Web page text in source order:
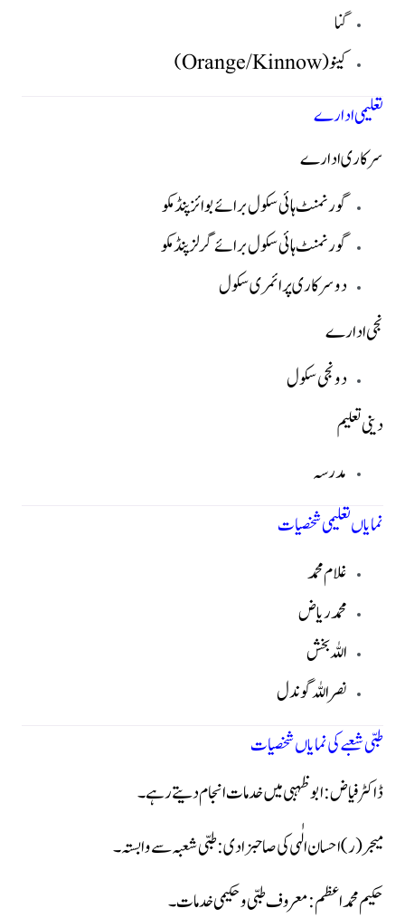
گنا
کینو (Orange/Kinnow)
تعلیمی ادارے
سرکاری ادارے
گورنمنٹ ہائی سکول برائے بوائز پنڈ مکو
گورنمنٹ ہائی سکول برائے گرلز پنڈ مکو
دو سرکاری پرائمری سکول
نجی ادارے
دو نجی سکول
دینی تعلیم
مدرسہ
نمایاں تعلیمی شخصیات
غلام محمد
محمد ریاض
اللہ بخش
نصراللہ گوندل
طبی شعبے کی نمایاں شخصیات
ڈاکٹر فیاض:ابوظہبی میں خدمات انجام دیتے رہے۔
میجر (ر) احسان الٰہی کی صاحبزادی:طبی شعبہ سے وابستہ۔
حکیم محمد اعظم:معروف طبی و حکیمی خدمات۔